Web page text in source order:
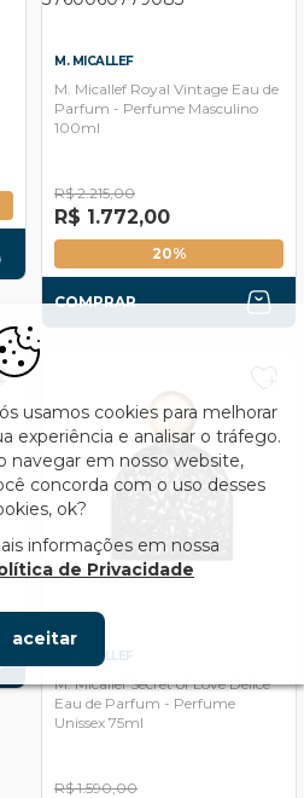
M. MICALLEF
M. Micallef Royal Vintage Eau de
Parfum - Perfume Masculino
100ml
R$ 2.215,00
R$ 1.772,00
20%
COMPRAR
M. MICALLEF
M. Micallef Secret of Love Delice
Eau de Parfum - Perfume
Unissex 75ml
R$ 1.590,00
usamos cookies para melhorar
experiência e analisar o tráfego.
navegar em nosso website,
concorda com o uso desses
ok?
informações em nossa
de Privacidade
aceitar